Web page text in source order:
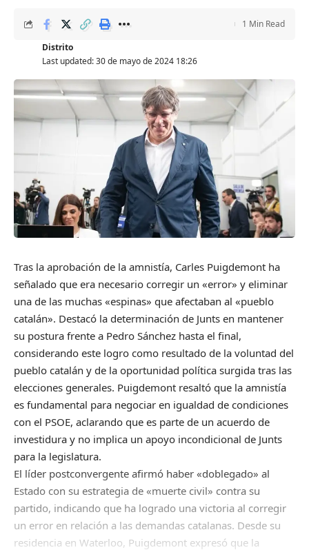
Last updated: 30 de mayo de 2024 18:26
Distrito
1 Min Read
Tras la aprobación de la amnistía, Carles Puigdemont ha
señalado que era necesario corregir un «error» y eliminar
una de las muchas «espinas» que afectaban al «pueblo
catalán». Destacó la determinación de Junts en mantener
su postura frente a Pedro Sánchez hasta el final,
considerando este logro como resultado de la voluntad del
pueblo catalán y de la oportunidad política surgida tras las
elecciones generales. Puigdemont resaltó que la amnistía
es fundamental para negociar en igualdad de condiciones
con el PSOE, aclarando que es parte de un acuerdo de
investidura y no implica un apoyo incondicional de Junts
para la legislatura.
El líder postconvergente afirmó haber «doblegado» al
Estado con su estrategia de «muerte civil» contra su
partido, indicando que ha logrado una victoria al corregir
un error en relación a las demandas catalanas. Desde su
residencia en Waterloo, Puigdemont expresó que la